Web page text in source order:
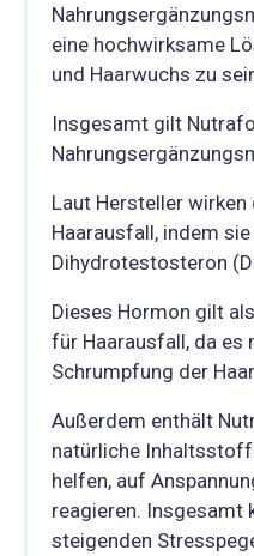
eine hochwirksame
und Haarwuchs zu
Insgesamt gilt
Laut Hersteller
Haarausfall, indem
Dihydrotestosteron
Dieses Hormon gilt
für Haarausfall, da es
Schrumpfung der
Außerdem enthält
natürliche
helfen, auf
reagieren. Insgesamt
steigenden